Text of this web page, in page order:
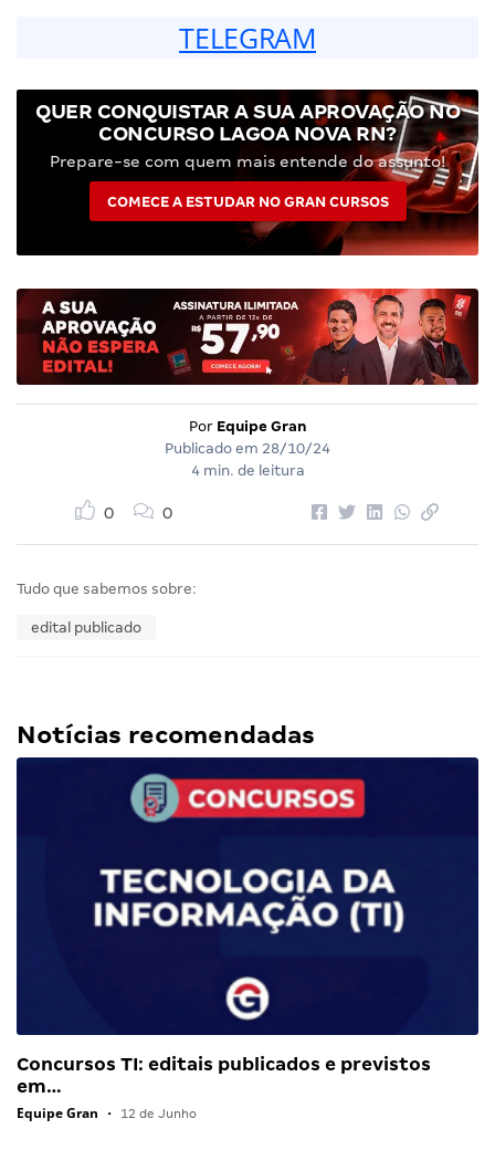
TELEGRAM
QUER CONQUISTAR A SUA APROVAÇÃO NO
CONCURSO LAGOA NOVA RN?
Prepare-se com quem mais entende do assunto!
COMECE A ESTUDAR NO GRAN CURSOS
Por Equipe Gran
Publicado em 28/10/24
4 min. de leitura
0 0
Tudo que sabemos sobre:
edital publicado
Notícias recomendadas
Concursos TI: editais publicados e previstos
em…
Equipe Gran • 12 de Junho